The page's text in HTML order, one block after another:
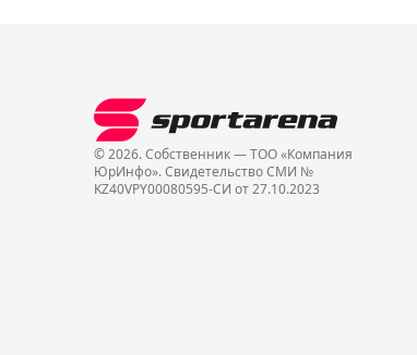
© 2026. Собственник — ТОО «Компания
ЮрИнфо». Cвидетельство СМИ №
KZ40VPY00080595-СИ от 27.10.2023